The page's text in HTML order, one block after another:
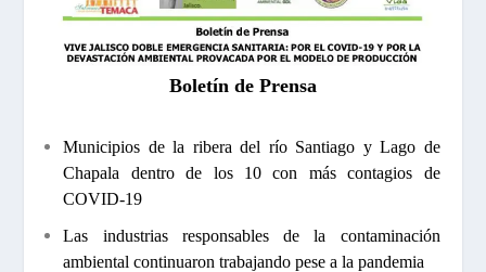
Boletín de Prensa
Municipios de la ribera del río Santiago y Lago de
Chapala dentro de los 10 con más contagios de
COVID-19
Las industrias responsables de la contaminación
ambiental continuaron trabajando pese a la pandemia